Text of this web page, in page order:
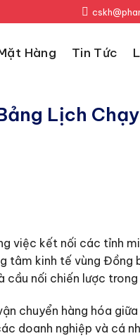
Hàng Tin Tức
Lịch
việc kết nối các tỉnh
kinh tế vùng Đồng
cầu nối chiến lược
chuyển hàng hóa
doanh nghiệp và cá